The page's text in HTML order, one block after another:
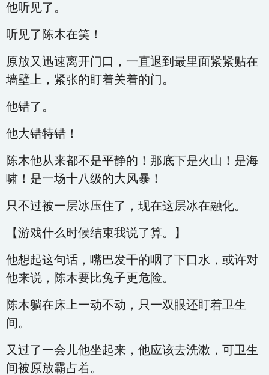
他听见了。
听见了陈木在笑！
原放又迅速离开门口，一直退到最里面紧紧贴在
墙壁上，紧张的盯着关着的门。
他错了。
他大错特错！
陈木他从来都不是平静的！那底下是火山！是海
啸！是一场十八级的大风暴！
只不过被一层冰压住了，现在这层冰在融化。
【游戏什么时候结束我说了算。】
他想起这句话，嘴巴发干的咽了下口水，或许对
他来说，陈木要比兔子更危险。
陈木躺在床上一动不动，只一双眼还盯着卫生
间。
又过了一会儿他坐起来，他应该去洗漱，可卫生
间被原放霸占着。